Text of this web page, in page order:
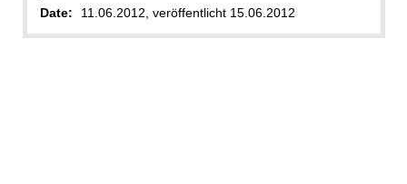
Date:
11.06.2012, veröffentlicht 15.06.2012